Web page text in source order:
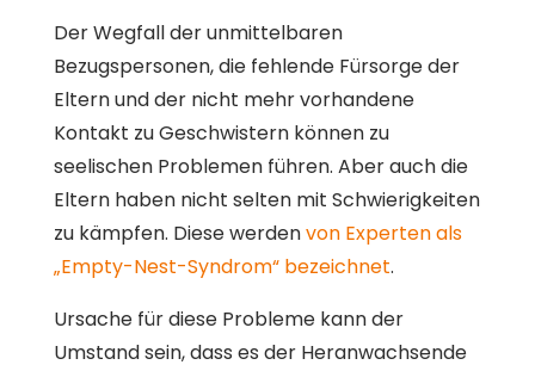
Der Wegfall der unmittelbaren
Bezugspersonen, die fehlende Fürsorge der
Eltern und der nicht mehr vorhandene
Kontakt zu Geschwistern können zu
seelischen Problemen führen. Aber auch die
Eltern haben nicht selten mit Schwierigkeiten
zu kämpfen. Diese werdenvon Experten als
„Empty-Nest-Syndrom“ bezeichnet.
Ursache für diese Probleme kann der
Umstand sein, dass es der Heranwachsende